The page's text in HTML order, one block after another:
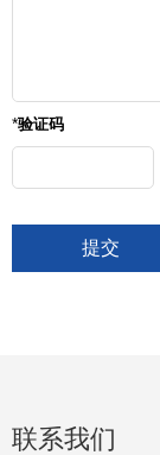
*验证码
联系我们